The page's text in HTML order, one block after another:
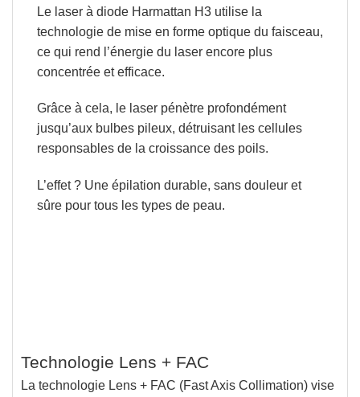
Le laser à diode Harmattan H3 utilise la
technologie de mise en forme optique du faisceau,
ce qui rend
l’énergie du laser encore plus
concentrée et efficace.
Grâce à cela, le laser pénètre profondément
jusqu’aux bulbes pileux, détruisant les cellules
responsables de la croissance des poils.
L’effet ?Une épilation durable, sans douleur et
sûre pour tous les types de peau.
Technologie Lens + FAC
La technologie Lens + FAC (Fast Axis Collimation) vise